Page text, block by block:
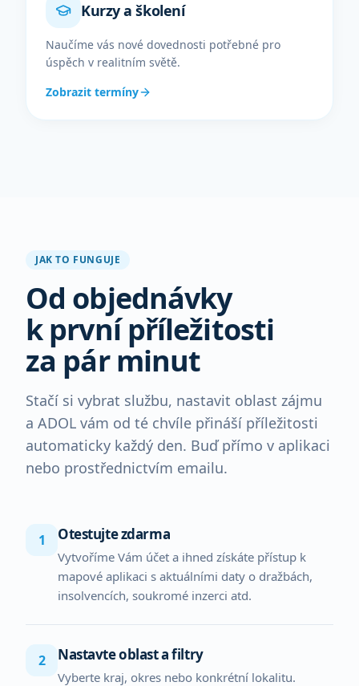
Kurzy a školení
Naučíme vás nové dovednosti potřebné pro
úspěch v realitním světě.
Zobrazit termíny
JAK TO FUNGUJE
Od objednávky
k první příležitosti
za pár minut
Stačí si vybrat službu, nastavit oblast zájmu
a ADOL vám od té chvíle přináší příležitosti
automaticky každý den. Buď přímo v aplikaci
nebo prostřednictvím emailu.
1 Otestujte zdarma
Vytvoříme Vám účet a ihned získáte přístup k
mapové aplikaci s aktuálními daty o dražbách,
insolvencích, soukromé inzerci atd.
2 Nastavte oblast a filtry
Vyberte kraj, okres nebo konkrétní lokalitu.